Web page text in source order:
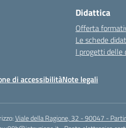
Didattica
Offerta
Le schede
I progetti delle
di accessibilitàNote legali
Viale della Ragione, 32 - 90047 -